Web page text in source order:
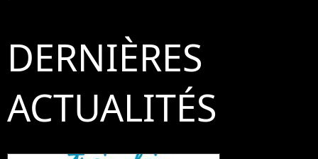
DERNIÈRES
ACTUALITÉS